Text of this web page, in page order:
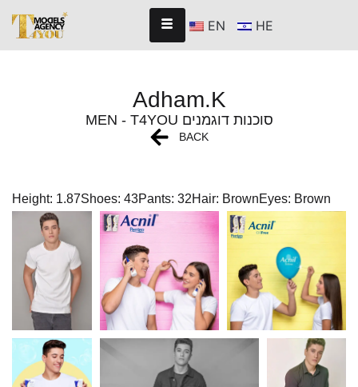
EN HE
Adham.K
MEN - T4YOU סוכנות דוגמנים
BACK
Height: 1.87Shoes: 43Pants: 32Hair: BrownEyes: Brown